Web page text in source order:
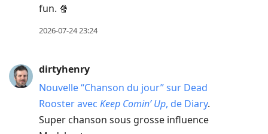
fun. 🍿
2026-07-24 23:24
dirtyhenry
Nouvelle “Chanson du jour” sur Dead
Rooster avec Keep Comin’ Up, de Diary.
Super chanson sous grosse influence